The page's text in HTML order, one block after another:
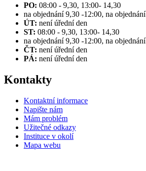
PO: 08:00 - 9,30, 13:00- 14,30
na objednání 9,30 -12:00, na objednání
ÚT: není úřední den
ST: 08:00 - 9,30, 13:00- 14,30
na objednání 9,30 -12:00, na objednání
ČT: není úřední den
PÁ: není úřední den
Kontakty
Kontaktní informace
Napište nám
Mám problém
Užitečné odkazy
Instituce v okolí
Mapa webu